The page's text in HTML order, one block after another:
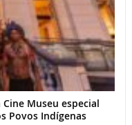
Museu especial
Povos Indígenas